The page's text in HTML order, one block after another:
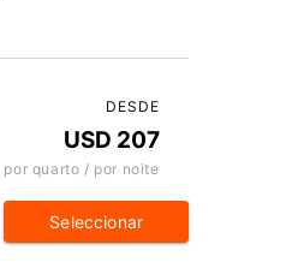
DESDE
USD 207
por quarto / por noite
Seleccionar